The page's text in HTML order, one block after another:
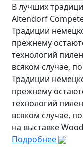
В лучших
Altendorf
Традиции
прежнему
технологий
всяком случае,
Традиции
прежнему
технологий
всяком случае,
на выставке
Подробнее